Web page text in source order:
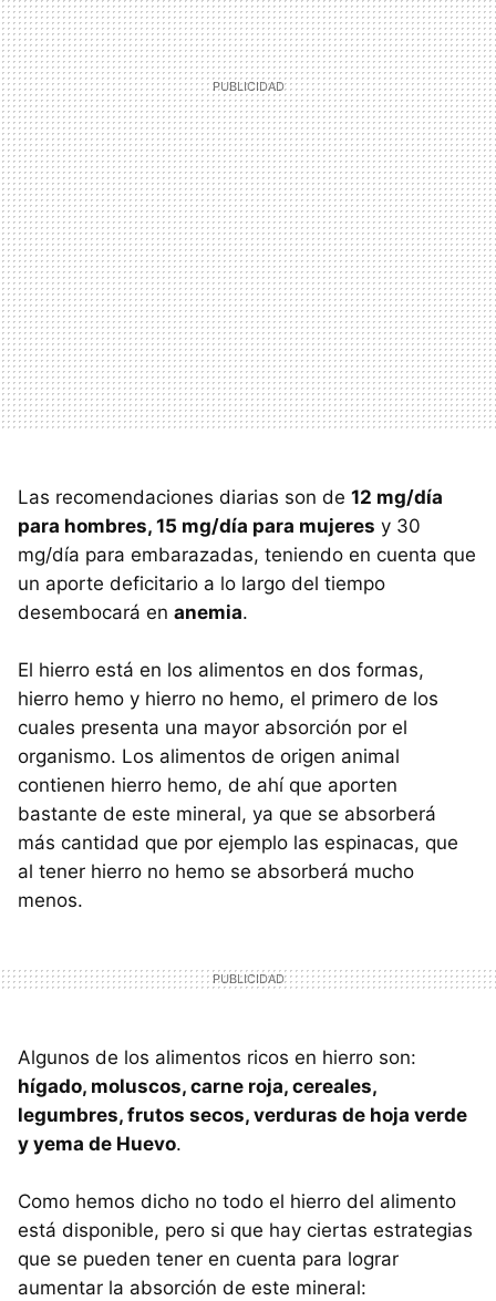
Las recomendaciones diarias son de 12 mg/día
para hombres, 15 mg/día para mujeres y 30
mg/día para embarazadas, teniendo en cuenta que
un aporte deficitario a lo largo del tiempo
desembocará en anemia.
El hierro está en los alimentos en dos formas,
hierro hemo y hierro no hemo, el primero de los
cuales presenta una mayor absorción por el
organismo. Los alimentos de origen animal
contienen hierro hemo, de ahí que aporten
bastante de este mineral, ya que se absorberá
más cantidad que por ejemplo las espinacas, que
al tener hierro no hemo se absorberá mucho
menos.
Algunos de los alimentos ricos en hierro son:
hígado, moluscos, carne roja, cereales,
legumbres, frutos secos, verduras de hoja verde
y yema de Huevo.
Como hemos dicho no todo el hierro del alimento
está disponible, pero si que hay ciertas estrategias
que se pueden tener en cuenta para lograr
aumentar la absorción de este mineral: